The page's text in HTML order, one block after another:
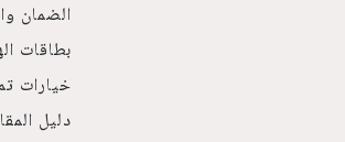
الضمان
بطاقات
خيارات
دليل